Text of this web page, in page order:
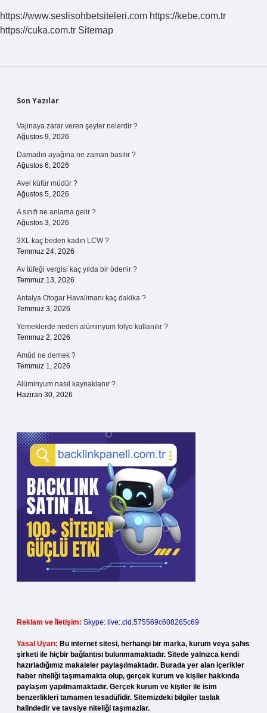
Gerekir
Mi
https://www.seslisohbetsiteleri.com https://kebe.com.tr
https://cuka.com.tr Sitemap
Sidebar
Son Yazılar
Vajinaya zarar veren şeyler nelerdir ?
Ağustos 9, 2026
Damadın ayağına ne zaman basılır ?
Ağustos 6, 2026
Avel küfür müdür ?
Ağustos 5, 2026
A sınıfı ne anlama gelir ?
Ağustos 3, 2026
3XL kaç beden kadın LCW ?
Temmuz 24, 2026
Av tüfeği vergisi kaç yılda bir ödenir ?
Temmuz 13, 2026
Antalya Otogar Havalimanı kaç dakika ?
Temmuz 3, 2026
Yemeklerde neden alüminyum folyo kullanılır ?
Temmuz 2, 2026
Amûd ne demek ?
Temmuz 1, 2026
Alüminyum nasıl kaynaklanır ?
Haziran 30, 2026
Reklam ve İletişim: Skype: live:.cid.575569c608265c69
Yasal Uyarı: Bu internet sitesi, herhangi bir marka, kurum veya şahıs
şirketi ile hiçbir bağlantısı bulunmamaktadır. Sitede yalnızca kendi
hazırladığımız makaleler paylaşılmaktadır. Burada yer alan içerikler
haber niteliği taşımamakta olup, gerçek kurum ve kişiler hakkında
paylaşım yapılmamaktadır. Gerçek kurum ve kişiler ile isim
benzerlikleri tamamen tesadüfidir. Sitemizdeki bilgiler taslak
halindedir ve tavsiye niteliği taşımazlar.